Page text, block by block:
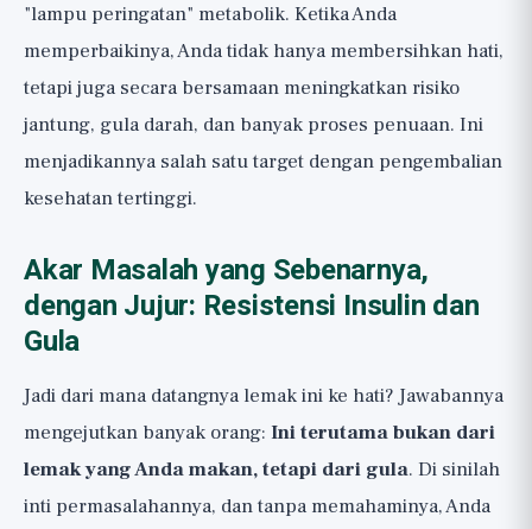
"lampu peringatan" metabolik. Ketika Anda
memperbaikinya, Anda tidak hanya membersihkan hati,
tetapi juga secara bersamaan meningkatkan risiko
jantung, gula darah, dan banyak proses penuaan. Ini
menjadikannya salah satu target dengan pengembalian
kesehatan tertinggi.
Akar Masalah yang Sebenarnya,
dengan Jujur: Resistensi Insulin dan
Gula
Jadi dari mana datangnya lemak ini ke hati? Jawabannya
mengejutkan banyak orang: Ini terutama bukan dari
lemak yang Anda makan, tetapi dari gula. Di sinilah
inti permasalahannya, dan tanpa memahaminya, Anda